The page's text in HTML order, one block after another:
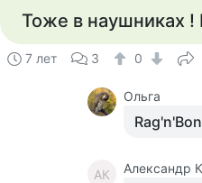
Тоже в наушниках !
7 лет 3 0
Ольга
АК Александр